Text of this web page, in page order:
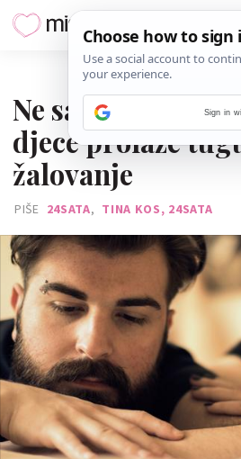
Ne samo žene:
djece prolaze
žalovanje
PIŠE 24SATA, TINA KOS, 24SATA
Sign in